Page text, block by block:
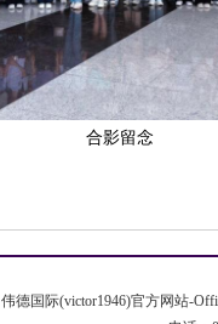
合影留念
伟德国际(victor1946)官方网站-